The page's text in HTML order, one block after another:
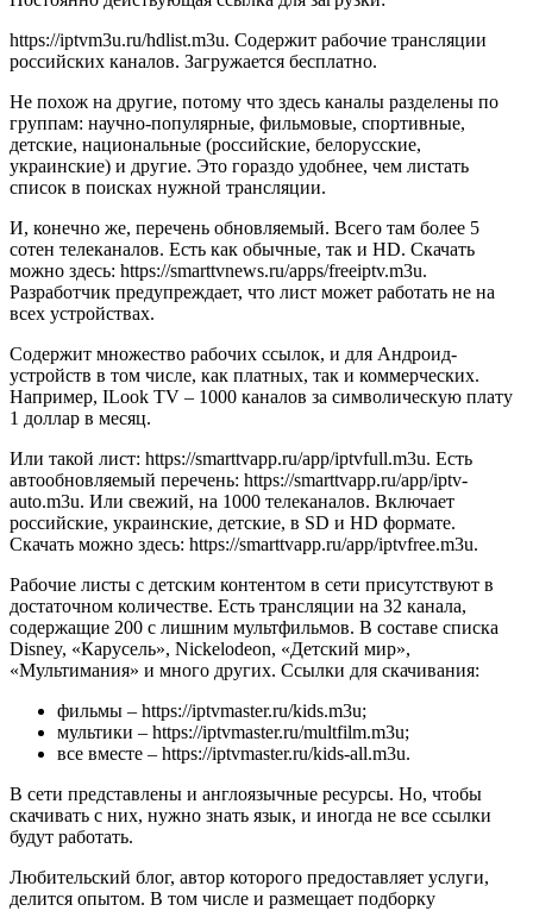
https://iptvm3u.ru/hdlist.m3u. Содержит рабочие трансляции
российских каналов. Загружается бесплатно.
Не похож на другие, потому что здесь каналы разделены по
группам: научно-популярные, фильмовые, спортивные,
детские, национальные (российские, белорусские,
украинские) и другие. Это гораздо удобнее, чем листать
список в поисках нужной трансляции.
И, конечно же, перечень обновляемый. Всего там более 5
сотен телеканалов. Есть как обычные, так и HD. Скачать
можно здесь: https://smarttvnews.ru/apps/freeiptv.m3u.
Разработчик предупреждает, что лист может работать не на
всех устройствах.
Содержит множество рабочих ссылок, и для Андроид-
устройств в том числе, как платных, так и коммерческих.
Например, ILook TV – 1000 каналов за символическую плату
1 доллар в месяц.
Или такой лист: https://smarttvapp.ru/app/iptvfull.m3u. Есть
автообновляемый перечень: https://smarttvapp.ru/app/iptv-
auto.m3u. Или свежий, на 1000 телеканалов. Включает
российские, украинские, детские, в SD и HD формате.
Скачать можно здесь: https://smarttvapp.ru/app/iptvfree.m3u.
Рабочие листы с детским контентом в сети присутствуют в
достаточном количестве. Есть трансляции на 32 канала,
содержащие 200 с лишним мультфильмов. В составе списка
Disney, «Карусель», Nickelodeon, «Детский мир»,
«Мультимания» и много других. Ссылки для скачивания:
фильмы – https://iptvmaster.ru/kids.m3u;
мультики – https://iptvmaster.ru/multfilm.m3u;
все вместе – https://iptvmaster.ru/kids-all.m3u.
В сети представлены и англоязычные ресурсы. Но, чтобы
скачивать с них, нужно знать язык, и иногда не все ссылки
будут работать.
Любительский блог, автор которого предоставляет услуги,
делится опытом. В том числе и размещает подборку